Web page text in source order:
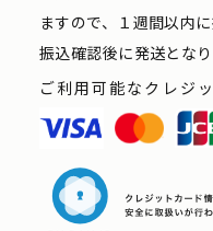
ますので、１週間以内
振込確認後に発送となり
ご利用可能なクレジ